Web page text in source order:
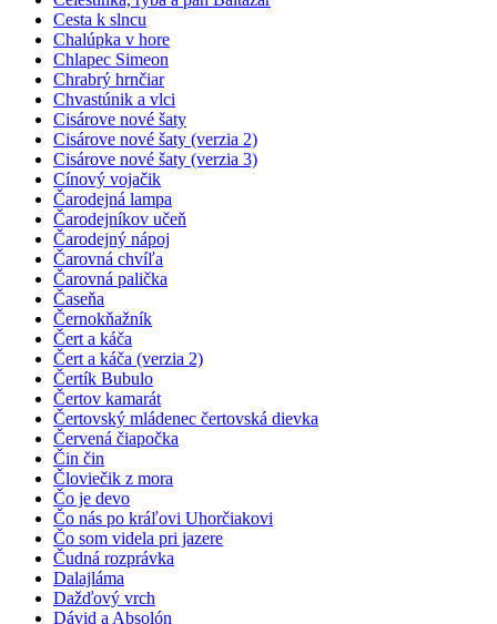
Cesta k slncu
Chalúpka v hore
Chlapec Simeon
Chrabrý hrnčiar
Chvastúnik a vlci
Cisárove nové šaty
Cisárove nové šaty (verzia 2)
Cisárove nové šaty (verzia 3)
Cínový vojačik
Čarodejná lampa
Čarodejníkov učeň
Čarodejný nápoj
Čarovná chvíľa
Čarovná palička
Časeňa
Černokňažník
Čert a káča
Čert a káča (verzia 2)
Čertík Bubulo
Čertov kamarát
Čertovský mládenec čertovská dievka
Červená čiapočka
Čin čin
Človiečik z mora
Čo je devo
Čo nás po kráľovi Uhorčiakovi
Čo som videla pri jazere
Čudná rozprávka
Dalajláma
Dažďový vrch
Dávid a Absolón